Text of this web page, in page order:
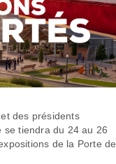
des présidents
se tiendra du 24 au 26
de la Porte de